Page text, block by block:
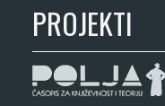
PROJEKTI